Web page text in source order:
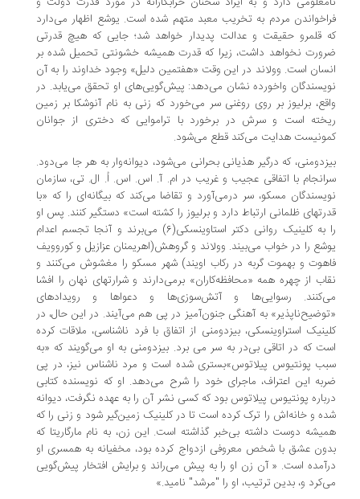
مردم به تخریب معبد متهم شده است. یوشع اظهار می‌دارد
قلمرو حقیقت و عدالت پدیدار خواهد شد؛ جایی که هیچ قدرتی
نخواهد داشت، زیرا که قدرت همیشه خشونتی تحمیل شده بر
است. وولاند در این وقت «هفتمین دلیل» وجود خداوند را به آن
واخورده نشان می‌دهد: پیش‌گویی‌های او تحقق می‌یابد. در
برلیوز بر روی روغنی سر می‌خورد که زنی به نام آنوشکا بر زمین
است و سرش در برخورد با تراموایی که دختری از جوانان
هدایت می‌کند قطع می‌شود.
که درگیر هذیانی بحرانی می‌شود،‌ دیوانه‌وار به هر جا می‌دود.
با اتفاقی عجیب و غریب در ام. آ. اس. اس. اُ. ال. تی، سازمان
مسکو، سر درمی‌آورد و تقاضا می‌کند که بیگانه‌ای را که «با
ظلمانی ارتباط دارد و برلیوز را کشته است» دستگیر کنند. پس او
را به کلینیک روانی دکتر استاوینسکی(6) می‌برند و آنجا تجسم اعدام
را در خواب می‌بیند. وولاند و گروهش(اهریمنان عزازیل و کوروویف
و بهموت گربه در رکاب اویند) شهر مسکو را مغشوش می‌کنند و
از چهره همه «محافظه‌کاران» برمی‌دارند و شرارتهای نهان را افشا
رسوایی‌ها و آتش‌سوزی‌ها و دعواها و رویدادهای
به آهنگی جنون‌آمیز در پی هم می‌آیند. در این حال،‌ در
استراوینسکی،‌ بیزدومنی از اتفاق با فرد ناشناسی، ملاقات کرده
که در اتاقی بی‌در به سر می برد. بیزدومنی به او می‌گویند که «به
پونتیوس پیلاتوس»بستری شده است و مرد ناشناس نیز، در پی
این اعتراف،‌ ماجرای خود را شرح می‌دهد. او که نویسنده کتابی
پونتیوس پیلاتوس بود که کسی نشر آن را به عهده نگرفت،‌ دیوانه
و خانه‌اش را ترک کرده است تا در کلینیک زمین‌گیر شود و زنی را که
دوست داشته بی‌خبر گذاشته است. این زن، به نام مارگاریتا که
عشق با شخص معروفی ازدواج کرده بود، مخفیانه به همسری او
است. « آن زن او را به پیش می‌راند و برایش افتخار پیش‌گویی
و، بدین ترتیب،‌ او را "مرشد" نامید.»